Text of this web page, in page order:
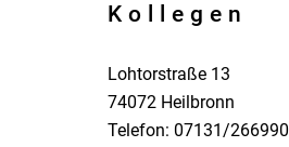
Kollegen
Lohtorstraße 13
74072 Heilbronn
Telefon: 07131/266990